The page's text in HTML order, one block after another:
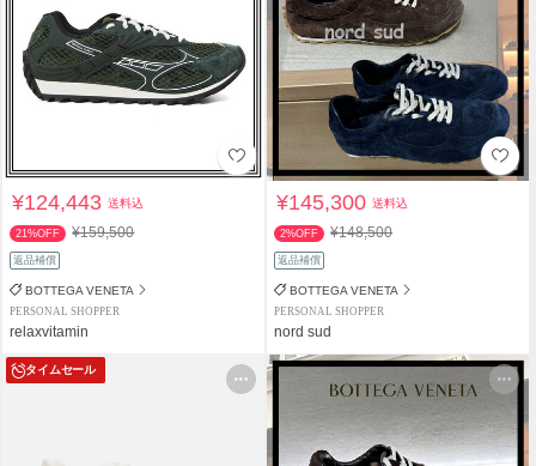
¥124,443送料込
21%OFF ¥159,500
返品補償
BOTTEGA VENETA
PERSONAL SHOPPER
relaxvitamin
¥145,300送料込
2%OFF ¥148,500
返品補償
BOTTEGA VENETA
PERSONAL SHOPPER
nord sud
タイムセール